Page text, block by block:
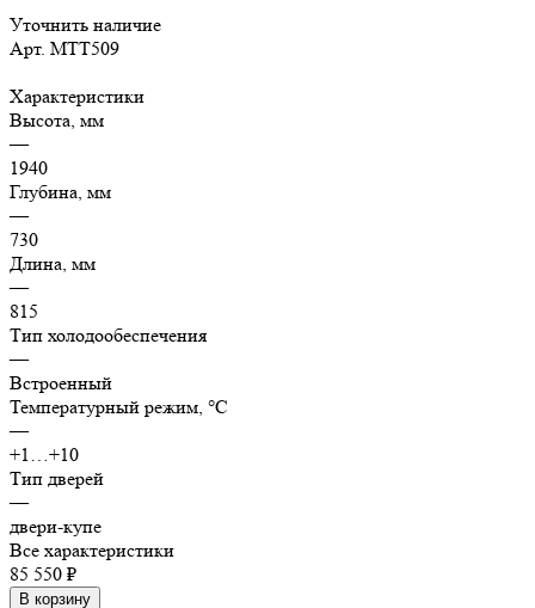
Уточнить наличие
Арт. МТТ509
Характеристики
Высота, мм
—
1940
Глубина, мм
—
730
Длина, мм
—
815
Тип холодообеспечения
—
Встроенный
Температурный режим, °C
—
+1…+10
Тип дверей
—
двери-купе
Все характеристики
85 550 ₽
В корзину